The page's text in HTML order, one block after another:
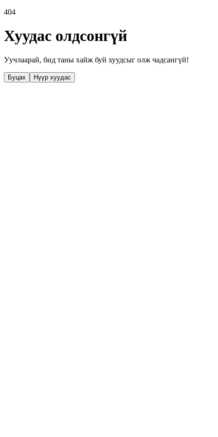
404
Хуудас олдсонгүй
Уучлаарай, бид таны хайж буй хуудсыг олж чадсангүй!
Буцах Нүүр хуудас